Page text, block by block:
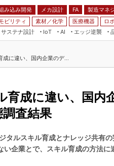
み込み開発 メカ設計 FA 製造マネ
ビリティ 素材／化学 医療機器 ロ
サステナ設計
IoT
AI
エッジ逆襲
JIMTOF
IIFES
国際ロボット展
TECHNO-FRONTIER
つながるクルマ
組み込み画像技術
組み込みモデリング
に違い、国内企業のデ...
育成に違い、国内
査結果
タルスキル育成とナレッジ共有
企業とで、スキル育成の方法に